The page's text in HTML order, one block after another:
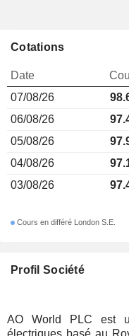
Profil Société
AO World PLC est
électriques basé au
Cotations
Date
07/08/26
06/08/26
05/08/26
04/08/26
03/08/26
Cours en différé London S.E.